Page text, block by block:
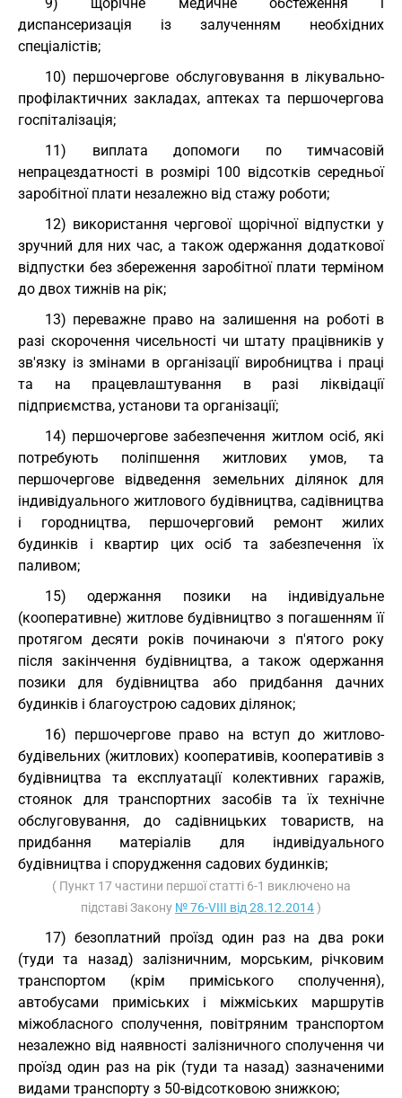
диспансеризація із залученням необхідних
спеціалістів;
10) першочергове обслуговування в лікувально-
профілактичних закладах, аптеках та першочергова
госпіталізація;
11) виплата допомоги по тимчасовій
непрацездатності в розмірі 100 відсотків середньої
заробітної плати незалежно від стажу роботи;
12) використання чергової щорічної відпустки у
зручний для них час, а також одержання додаткової
відпустки без збереження заробітної плати терміном
до двох тижнів на рік;
13) переважне право на залишення на роботі в
разі скорочення чисельності чи штату працівників у
зв'язку із змінами в організації виробництва і праці
та на працевлаштування в разі ліквідації
підприємства, установи та організації;
14) першочергове забезпечення житлом осіб, які
потребують поліпшення житлових умов, та
першочергове відведення земельних ділянок для
індивідуального житлового будівництва, садівництва
і городництва, першочерговий ремонт жилих
будинків і квартир цих осіб та забезпечення їх
паливом;
15) одержання позики на індивідуальне
(кооперативне) житлове будівництво з погашенням її
протягом десяти років починаючи з п'ятого року
після закінчення будівництва, а також одержання
позики для будівництва або придбання дачних
будинків і благоустрою садових ділянок;
16) першочергове право на вступ до житлово-
будівельних (житлових) кооперативів, кооперативів з
будівництва та експлуатації колективних гаражів,
стоянок для транспортних засобів та їх технічне
обслуговування, до садівницьких товариств, на
придбання матеріалів для індивідуального
будівництва і спорудження садових будинків;
( Пункт 17 частини першої статті 6-1 виключено на
підставі Закону № 76-VIII від 28.12.2014)
17) безоплатний проїзд один раз на два роки
(туди та назад) залізничним, морським, річковим
транспортом (крім приміського сполучення),
автобусами приміських і міжміських маршрутів
міжобласного сполучення, повітряним транспортом
незалежно від наявності залізничного сполучення чи
проїзд один раз на рік (туди та назад) зазначеними
видами транспорту з 50-відсотковою знижкою;